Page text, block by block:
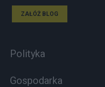
ZAŁÓŻ BLOG
Polityka
Gospodarka